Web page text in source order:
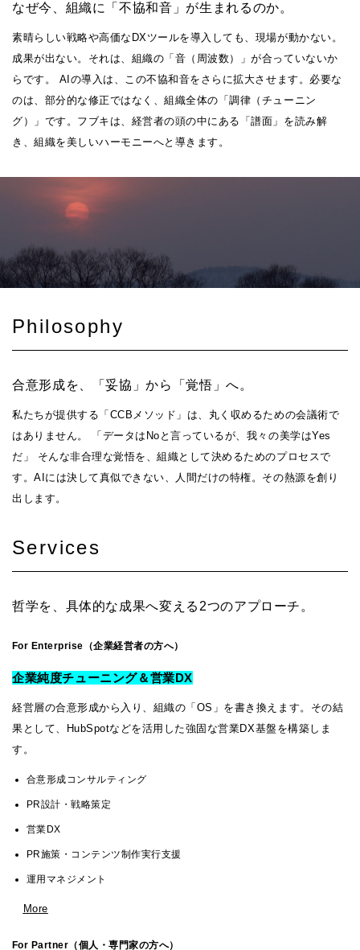
なぜ今、組織に「不協和音」が生まれるのか。
素晴らしい戦略や高価なDXツールを導入しても、現場が動かない。
成果が出ない。それは、組織の「音（周波数）」が合っていないか
らです。 AIの導入は、この不協和音をさらに拡大させます。必要な
のは、部分的な修正ではなく、組織全体の「調律（チューニン
グ）」です。フブキは、経営者の頭の中にある「譜面」を読み解
き、組織を美しいハーモニーへと導きます。
Philosophy
合意形成を、「妥協」から「覚悟」へ。
私たちが提供する「CCBメソッド」は、丸く収めるための会議術で
はありません。 「データはNoと言っているが、我々の美学はYes
だ」 そんな非合理な覚悟を、組織として決めるためのプロセスで
す。AIには決して真似できない、人間だけの特権。その熱源を創り
出します。
Services
哲学を、具体的な成果へ変える2つのアプローチ。
For Enterprise（企業経営者の方へ）
企業純度チューニング＆営業DX
経営層の合意形成から入り、組織の「OS」を書き換えます。その結
果として、HubSpotなどを活用した強固な営業DX基盤を構築しま
す。
合意形成コンサルティング
PR設計・戦略策定
営業DX
PR施策・コンテンツ制作実行支援
運用マネジメント
More
For Partner（個人・専門家の方へ）